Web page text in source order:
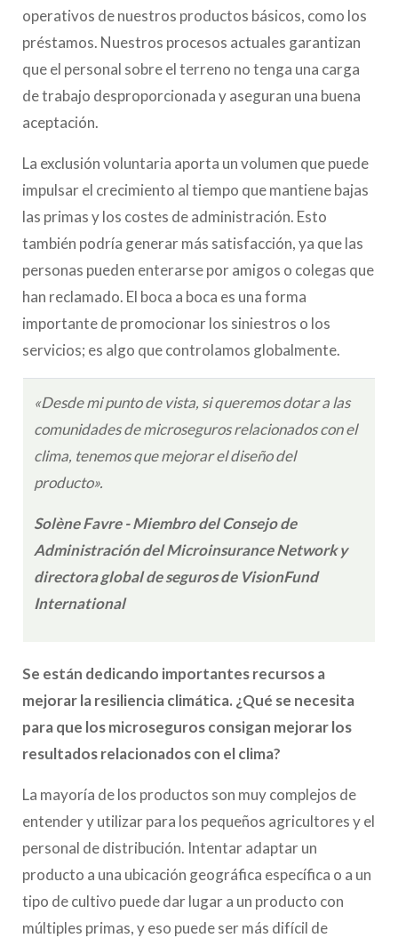
operativos de nuestros productos básicos, como los
préstamos. Nuestros procesos actuales garantizan
que el personal sobre el terreno no tenga una carga
de trabajo desproporcionada y aseguran una buena
aceptación.
La exclusión voluntaria aporta un volumen que puede
impulsar el crecimiento al tiempo que mantiene bajas
las primas y los costes de administración. Esto
también podría generar más satisfacción, ya que las
personas pueden enterarse por amigos o colegas que
han reclamado. El boca a boca es una forma
importante de promocionar los siniestros o los
servicios; es algo que controlamos globalmente.
«Desde mi punto de vista, si queremos dotar a las
comunidades de microseguros relacionados con el
clima, tenemos que mejorar el diseño del
producto».
Solène Favre - Miembro del Consejo de
Administración del Microinsurance Network y
directora global de seguros de VisionFund
International
Se están dedicando importantes recursos a
mejorar la resiliencia climática. ¿Qué se necesita
para que los microseguros consigan mejorar los
resultados relacionados con el clima?
La mayoría de los productos son muy complejos de
entender y utilizar para los pequeños agricultores y el
personal de distribución. Intentar adaptar un
producto a una ubicación geográfica específica o a un
tipo de cultivo puede dar lugar a un producto con
múltiples primas, y eso puede ser más difícil de